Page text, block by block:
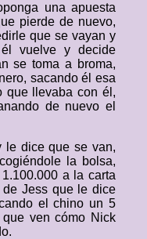
una apuesta
pierde de nuevo,
que se vayan y
vuelve y decide
se toma a broma,
sacando él esa
que llevaba con él,
de nuevo el
le dice que se van,
la bolsa,
a la carta
de Jess que le dice
el chino un 5
ven cómo Nick